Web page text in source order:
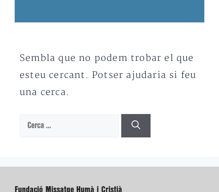
Sembla que no podem trobar el que
esteu cercant. Potser ajudaria si feu
una cerca.
Cerca:
Fundació Missatge Humà i Cristià